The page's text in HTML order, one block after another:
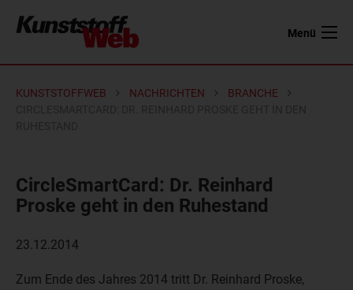
Menü
KUNSTSTOFFWEB NACHRICHTEN
BRANCHE
CircleSmartCard: Dr. Reinhard
Proske geht in den Ruhestand
23.12.2014
Zum Ende des Jahres 2014 tritt Dr. Reinhard Proske,